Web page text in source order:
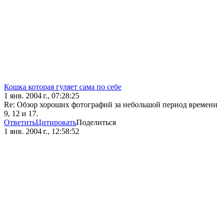
Кошка которая гуляет сама по себе
1 янв. 2004 г., 07:28:25
Re: Обзор хороших фотографий за небольшой период времени
9, 12 и 17.
ОтветитьЦитироватьПоделиться
1 янв. 2004 г., 12:58:52